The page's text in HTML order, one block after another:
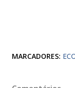
MARCADORES: